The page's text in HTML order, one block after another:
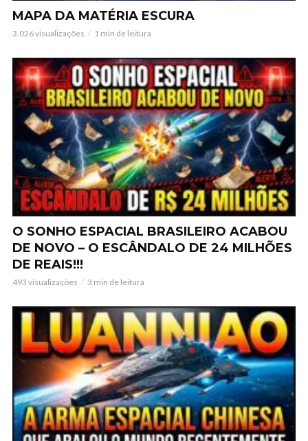
MAPA DA MATÉRIA ESCURA
3.026 visualizações 1 min de leitura
O SONHO ESPACIAL BRASILEIRO ACABOU
DE NOVO – O ESCÂNDALO DE 24 MILHÕES
DE REAIS!!!
493 visualizações 3 min de leitura